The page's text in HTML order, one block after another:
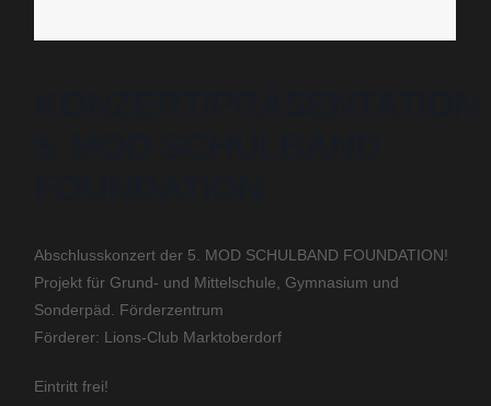
Abschlusskonzert der 5. MOD SCHULBAND FOUNDATION!
Projekt für Grund- und Mittelschule, Gymnasium und
Sonderpäd. Förderzentrum
Förderer: Lions-Club Marktoberdorf
Eintritt frei!